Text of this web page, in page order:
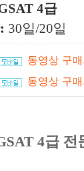
4급
30일/20일
동영상 구
동영상 구
4급